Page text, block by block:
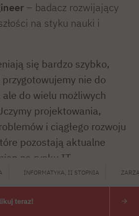
INFORMATYKA, II STOPNIA
teraz!
– badacz rozwijający
na styku nauki i
się bardzo szybko,
przygotowujemy nie do
do wielu możliwych
projektowania,
i ciągłego rozwoju
pozostają aktualne
na rynku IT.
w PJATK będziesz
w dynamicznie